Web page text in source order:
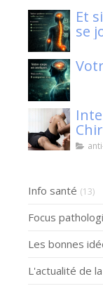
Et
se
Info santé (13)
Focus
Les bonnes
L'actualité de